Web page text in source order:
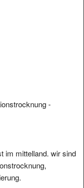
-
im mittelland. wir sind